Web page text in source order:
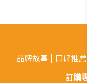
品牌故事 口碑推薦
訂購專